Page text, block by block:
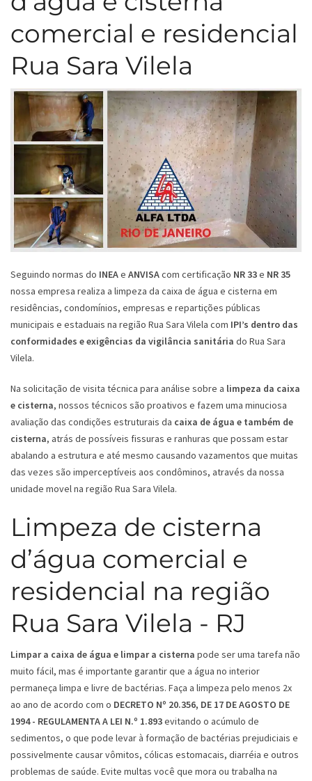
comercial e residencial
Rua Sara Vilela
Seguindo normas do INEAe ANVISAcom certificação NR 33e NR 35
nossa empresa realiza a limpeza da caixa de água e cisterna em
residências, condomínios, empresas e repartições públicas
municipais e estaduais na região Rua Sara Vilela com IPI’s dentro das
conformidades e exigências da vigilância sanitária do Rua Sara
Vilela.
Na solicitação de visita técnica para análise sobre a limpeza da caixa
e cisterna, nossos técnicos são proativos e fazem uma minuciosa
avaliação das condições estruturais da caixa de água e também de
cisterna, atrás de possíveis fissuras e ranhuras que possam estar
abalando a estrutura e até mesmo causando vazamentos que muitas
das vezes são imperceptíveis aos condôminos, através da nossa
unidade movel na região Rua Sara Vilela.
Limpeza de cisterna
d’água comercial e
residencial na região
Rua Sara Vilela - RJ
Limpar a caixa de água e limpar a cisterna pode ser uma tarefa não
muito fácil, mas é importante garantir que a água no interior
permaneça limpa e livre de bactérias. Faça a limpeza pelo menos 2x
ao ano de acordo com o DECRETO Nº 20.356, DE 17 DE AGOSTO DE
1994 - REGULAMENTA A LEI N.º 1.893evitando o acúmulo de
sedimentos, o que pode levar à formação de bactérias prejudiciais e
possivelmente causar vômitos, cólicas estomacais, diarréia e outros
problemas de saúde. Evite multas você que mora ou trabalha na